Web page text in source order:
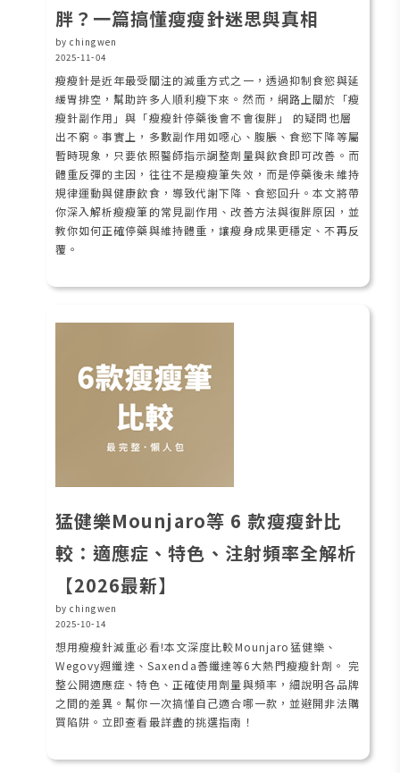
胖？一篇搞懂瘦瘦針迷思與真相
by chingwen
2025-11-04
瘦瘦針是近年最受關注的減重方式之一，透過抑制食慾與延
緩胃排空，幫助許多人順利瘦下來。然而，網路上關於「瘦
瘦針副作用」與「瘦瘦針停藥後會不會復胖」 的疑問也層
出不窮。事實上，多數副作用如噁心、腹脹、食慾下降等屬
暫時現象，只要依照醫師指示調整劑量與飲食即可改善。而
體重反彈的主因，往往不是瘦瘦筆失效，而是停藥後未維持
規律運動與健康飲食，導致代謝下降、食慾回升。本文將帶
你深入解析瘦瘦筆的常見副作用、改善方法與復胖原因，並
教你如何正確停藥與維持體重，讓瘦身成果更穩定、不再反
覆。
猛健樂Mounjaro等 6 款瘦瘦針比
較：適應症、特色、注射頻率全解析
【2026最新】
by chingwen
2025-10-14
想用瘦瘦針減重必看!本文深度比較Mounjaro猛健樂、
Wegovy週纖達、Saxenda善纖達等6大熱門瘦瘦針劑。 完
整公開適應症、特色、正確使用劑量與頻率，細說明各品牌
之間的差異。幫你一次搞懂自己適合哪一款，並避開非法購
買陷阱。立即查看最詳盡的挑選指南！